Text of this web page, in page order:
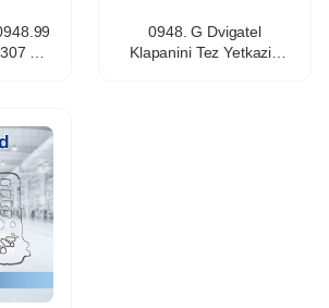
2.0
0948. G Dvigatel
Klapanini Tez Yetkazib